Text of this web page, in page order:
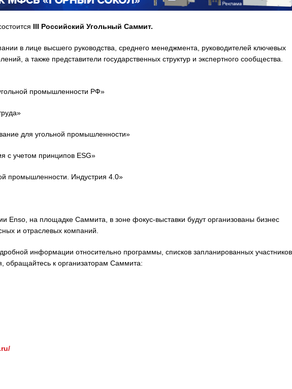
III Российский Угольный Саммит.
в лице высшего руководства, среднего менеджмента, руководителей ключевых
а также представители государственных структур и экспертного сообщества.
промышленности РФ»
для угольной промышленности»
с учетом принципов ESG»
промышленности. Индустрия 4.0»
Enso, на площадке Саммита, в зоне фокус-выставки будут организованы бизнес
и отраслевых компаний.
информации относительно программы, списков запланированных
обращайтесь к организаторам Саммита: